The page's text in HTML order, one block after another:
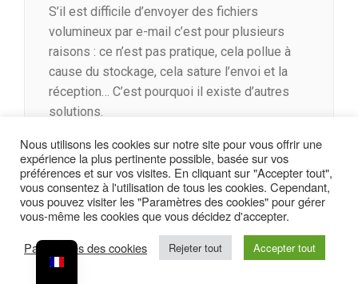
S’il est difficile d’envoyer des fichiers
volumineux par e-mail c’est pour plusieurs
raisons : ce n’est pas pratique, cela pollue à
cause du stockage, cela sature l’envoi et la
réception… C’est pourquoi il existe d’autres
solutions.
Wetransfer
Besoin d’envoyer une vidéo de 300Mo, un.psd
de 600Mo… à un collègue ? Voici la solution :
. Vous ajoutez votre fichier,
l’adresse du destinataire et un message. Puis
Nous utilisons les cookies sur notre site pour vous offrir une
expérience la plus pertinente possible, basée sur vos
préférences et sur vos visites. En cliquant sur "Accepter tout",
vous consentez à l'utilisation de tous les cookies. Cependant,
vous pouvez visiter les "Paramètres des cookies" pour gérer
vous-même les cookies que vous décidez d'accepter.
Paramètres des cookies
Rejeter tout Accepter tout